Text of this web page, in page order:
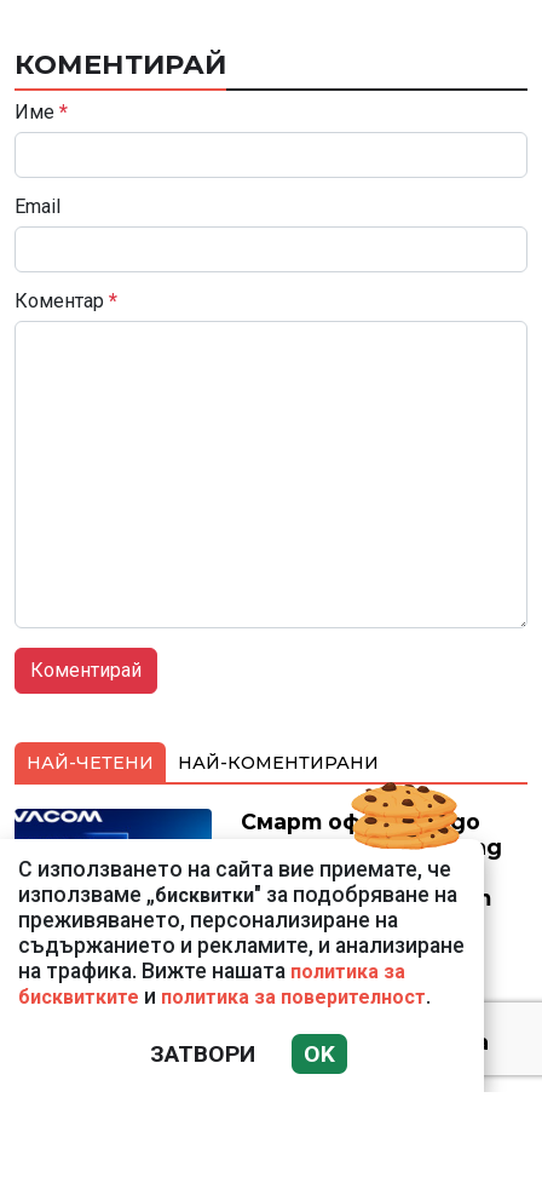
КОМЕНТИРАЙ
Име *
Email
Коментар *
НАЙ-ЧЕТЕНИ НАЙ-КОМЕНТИРАНИ
Смарт оферти с до
90% отстъпка за над
150 устройства от
Vivacom през август
Датската принцеса
Изабела влезе в
С използването на сайта вие приемате, че
използваме „бисквитки" за подобряване на
преживяването, персонализиране на
съдържанието и рекламите, и анализиране
на трафика. Вижте нашата политика за
бисквитките и политика за поверителност.
ЗАТВОРИ OK